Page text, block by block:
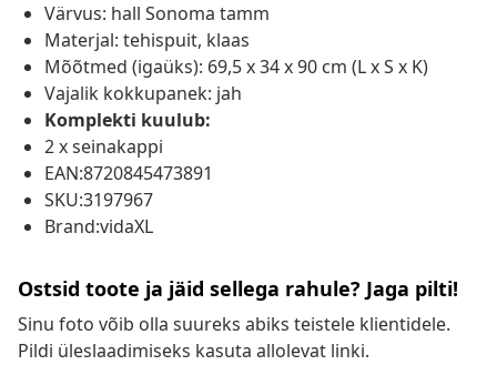
Värvus: hall Sonoma tamm
Materjal: tehispuit, klaas
Mõõtmed (igaüks): 69,5 x 34 x 90 cm (L x S x K)
Vajalik kokkupanek: jah
Komplekti kuulub:
2 x seinakappi
EAN:8720845473891
SKU:3197967
Brand:vidaXL
Ostsid toote ja jäid sellega rahule? Jaga pilti!
Sinu foto võib olla suureks abiks teistele klientidele.
Pildi üleslaadimiseks kasuta allolevat linki.